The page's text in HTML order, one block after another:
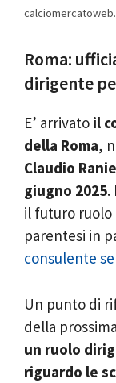
Roma:
dirigente
E’ arrivato il
della Roma,
Claudio
giugno 2025.
il futuro
parentesi in
consulente
Un punto di
della
un ruolo
riguardo le